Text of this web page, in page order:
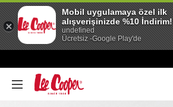
Mobil uygulamaya özel ilk
alışverişinizde %10 İndirim!
undefined
Ücretsiz -Google Play'de